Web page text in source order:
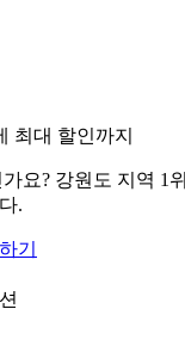
최대 할인까지
요? 강원도 지역
.